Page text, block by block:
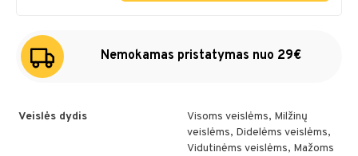
Nemokamas pristatymas nuo 29€
Veislės dydis
Visoms veislėms, Milžinų
veislėms, Didelėms veislėms,
Vidutinėms veislėms, Mažoms